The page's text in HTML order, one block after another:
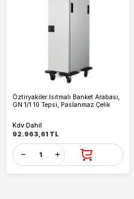
Öztiryakiler Isıtmalı Banket Arabası,
GN 1/1 10 Tepsi, Paslanmaz Çelik
Kdv Dahil
92.963,61 TL